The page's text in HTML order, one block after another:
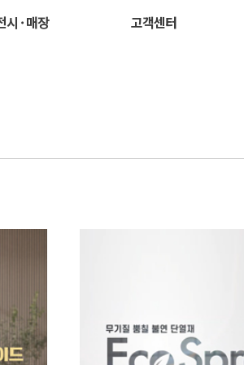
시 · 매장 고객센터